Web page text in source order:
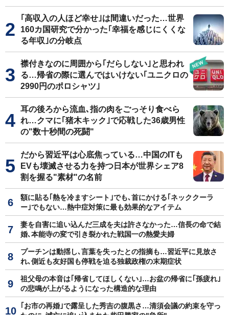
｢高収入の人ほど幸せ｣は間違いだった…世界
160カ国研究で分かった｢幸福を感じにくくな
る年収｣の分岐点
襟付きなのに周囲から｢だらしない｣と思われ
る…帰省の際に選んではいけない｢ユニクロの
2990円のポロシャツ｣
耳の後ろから流血､指の肉をごっそり食べら
れ…クマに｢猪木キック｣で応戦した36歳男性
の"数十秒間の死闘"
だから習近平は心底焦っている…中国のITも
EVも壊滅させる力を持つ日本が世界シェア8
割を握る"素材"の名前
額に貼る｢熱を冷ますシート｣でも､首にかける｢ネッククーラ
ー｣でもない…熱中症対策に最も効果的なアイテム
妻を自害に追い込んだ三成を夫は許さなかった…信長の命で結
婚､本能寺の変で引き裂かれた戦国一の熱愛夫婦
プーチンは動揺し､言葉を失ったとの指摘も…習近平に見放さ
れ､側近も友好国も停戦を迫る独裁政権の末期症状
祖父母の本音は｢帰省してほしくない｣…お盆の帰省に｢孫疲れ｣
の悲鳴が上がるようになった構造的な理由
｢お市の再婚｣で露呈した秀吉の腹黒さ…清須会議の約束を守っ